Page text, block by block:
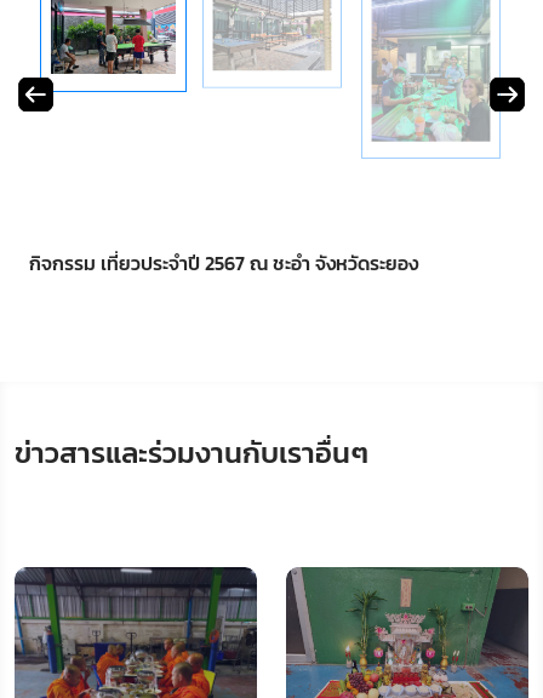
กิจกรรม เที่ยวประจำปี 2567 ณ ชะอำ จังหวัดระยอง
ข่าวสารและร่วมงานกับเราอื่นๆ